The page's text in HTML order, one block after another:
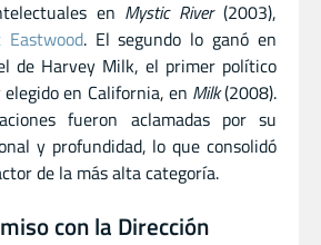
en Mystic River(2003),
Eastwood. El segundo lo ganó en
de Harvey Milk, el primer político
en California, en Milk(2008).
fueron aclamadas por su
y profundidad, lo que consolidó
de la más alta categoría.
con la Dirección